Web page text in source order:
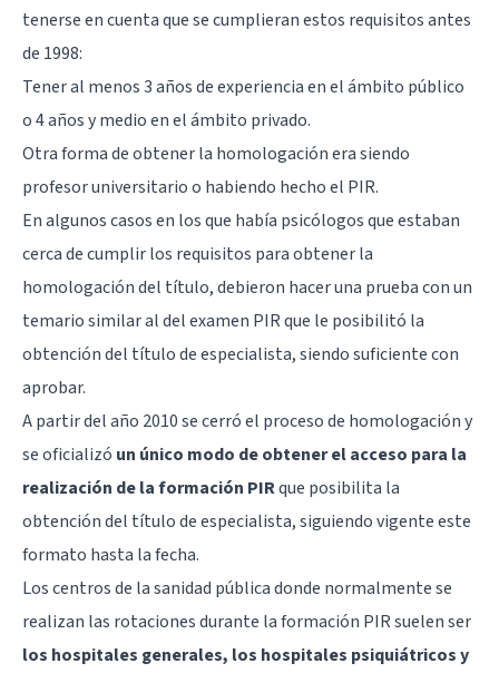
tenerse en cuenta que se cumplieran estos requisitos antes
de 1998:
Tener al menos 3 años de experiencia en el ámbito público
o 4 años y medio en el ámbito privado.
Otra forma de obtener la homologación era siendo
profesor universitario o habiendo hecho el PIR.
En algunos casos en los que había psicólogos que estaban
cerca de cumplir los requisitos para obtener la
homologación del título, debieron hacer una prueba con un
temario similar al del examen PIR que le posibilitó la
obtención del título de especialista, siendo suficiente con
aprobar.
A partir del año 2010 se cerró el proceso de homologación y
se oficializó un único modo de obtener el acceso para la
realización de la formación PIRque posibilita la
obtención del título de especialista, siguiendo vigente este
formato hasta la fecha.
Los centros de la sanidad pública donde normalmente se
realizan las rotaciones durante la formación PIR suelen ser
los hospitales generales, los hospitales psiquiátricos y